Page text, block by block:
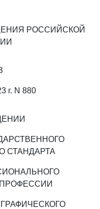
РОССИЙСКОЙ
г. N 880
СТАНДАРТА